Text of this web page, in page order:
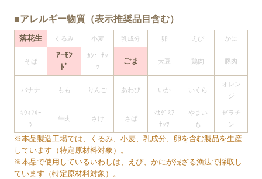
■アレルギー物質（表示推奨品目含む）
落花生 くるみ 小麦 乳成分 卵 えび かに
そば
ｱｰﾓﾝ
ﾄﾞ
ｶｼｭｰﾅｯ
ﾂ
ごま 大豆 鶏肉 豚肉
バナナ もも りんご あわび いか いくら
オレン
ジ
ｷｳｨﾌﾙｰ
ﾂ
牛肉 さけ さば
ﾏｶﾀﾞﾐｱ
ﾅｯﾂ
やまい
も
ゼラチ
ン
※本品製造工場では、くるみ、小麦、乳成分、卵を含む製品を生産
しています（特定原材料対象）。
※本品で使用しているいわしは、えび、かにが混ざる漁法で採取し
ています（特定原材料対象）。